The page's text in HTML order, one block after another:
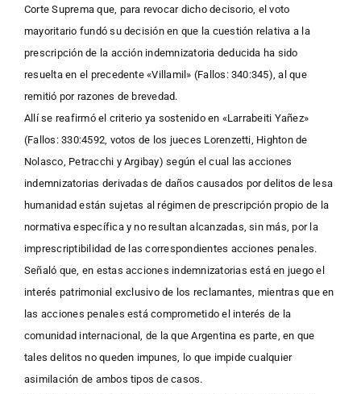
Corte Suprema que, para revocar dicho decisorio, el voto
mayoritario fundó su decisión en que la cuestión relativa a la
prescripción de la acción indemnizatoria deducida ha sido
resuelta en el precedente «Villamil» (Fallos: 340:345), al que
remitió por razones de brevedad.
Allí se reafirmó el criterio ya sostenido en «Larrabeiti Yañez»
(Fallos: 330:4592, votos de los jueces Lorenzetti, Highton de
Nolasco, Petracchi y Argibay) según el cual las acciones
indemnizatorias derivadas de daños causados por delitos de lesa
humanidad están sujetas al régimen de prescripción propio de la
normativa específica y no resultan alcanzadas, sin más, por la
imprescriptibilidad de las correspondientes acciones penales.
Señaló que, en estas acciones indemnizatorias está en juego el
interés patrimonial exclusivo de los reclamantes, mientras que en
las acciones penales está comprometido el interés de la
comunidad internacional, de la que Argentina es parte, en que
tales delitos no queden impunes, lo que impide cualquier
asimilación de ambos tipos de casos.